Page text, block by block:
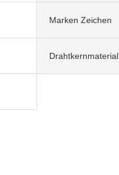
Marken Zeichen
Drahtkernmaterial